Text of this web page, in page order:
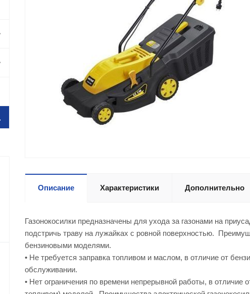
Описание Характеристики Дополнительно
Газонокосилки предназначены для ухода за газонами на
подстричь траву на лужайках с ровной поверхностью.
бензиновыми моделями.
• Не требуется заправка топливом и маслом, в отличие от
обслуживании.
• Нет ограничения по времени непрерывной работы, в